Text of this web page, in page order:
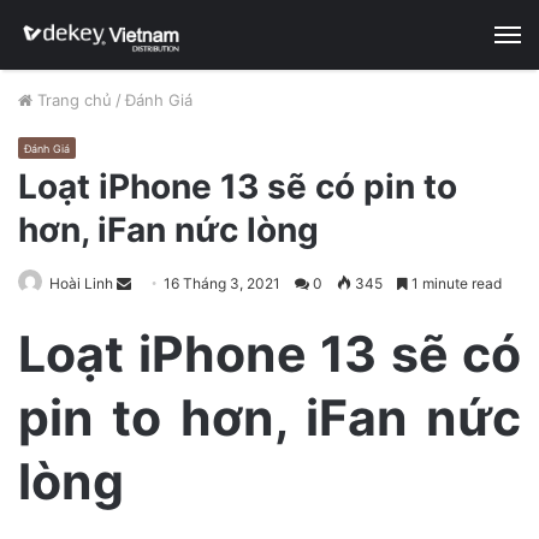
Trang chủ / Đánh Giá
Đánh Giá
Loạt iPhone 13 sẽ có pin to
hơn, iFan nức lòng
Hoài Linh
n
16 Tháng 3, 2021 0 345 1 minute read
Loạt iPhone 13 sẽ có
pin to hơn, iFan nức
lòng